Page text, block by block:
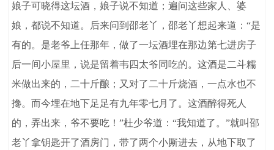
娘子可晓得这坛酒，娘子说不知道；遍问这些家人、婆
娘，都说不知道。后来问到邵老丫，邵老丫想起来道：“是
有的。是老爷上任那年，做了一坛酒埋在那边第七进房子
后一间小屋里，说是留着韦四太爷同吃的。这酒是二斗糯
米做出来的，二十斤酿；又对了二十斤烧酒，一点水也不
搀。而今埋在地下足足有九年零七月了。这酒醉得死人
的，弄出来，爷不要吃！”杜少爷道：“我知道了。”就叫邵
老丫拿钥匙开了酒房门，带了两个小厮进去，从地下取了